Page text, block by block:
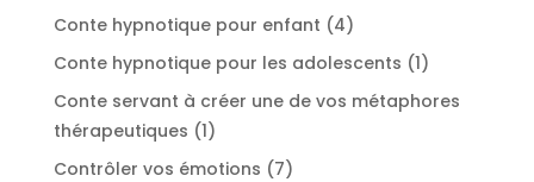
produit
Conte hypnotique pour enfant 44
produits
Conte hypnotique pour les adolescents 11
Conte servant à créer une de vos métaphores
thérapeutiques 11
produit
Contrôler vos émotions 77